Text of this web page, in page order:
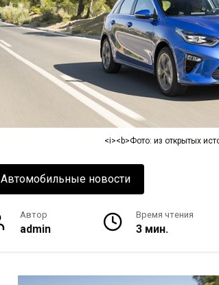
<i><b>Фото: из открытых
Автомобильные новости
Автор
admin
Время чтения
3 мин.